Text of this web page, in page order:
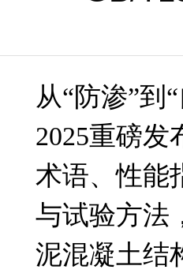
从“防渗”到
2025重磅发
术语、性能
与试验方法
泥混凝土结